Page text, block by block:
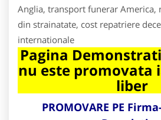
Anglia, transport funerar America,
din strainatate, cost repatriere
internationale
Pagina
nu este promovata
liber
PROMOVARE PE